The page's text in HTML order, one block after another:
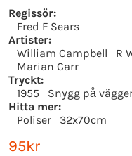
Regissör:
Fred F Sears
Artister:
William Campbell
R
Marian Carr
Tryckt:
1955
Snygg på
Hitta mer:
Poliser
32x70cm
95kr